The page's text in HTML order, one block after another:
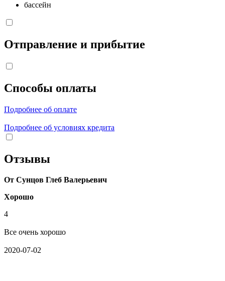
бассейн
Отправление и прибытие
Способы оплаты
Подробнее об оплате
Подробнее об условиях кредита
Отзывы
От Сунцов Глеб Валерьевич
Хорошо
4
Все очень хорошо
2020-07-02